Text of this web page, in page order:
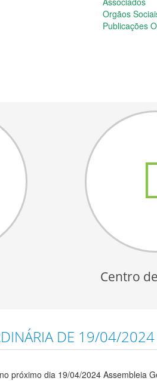
Orgãos
Publicações
Centro
DE 19/04/2024
próximo dia 19/04/2024 Assembleia